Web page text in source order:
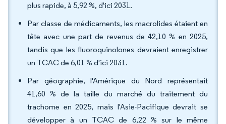
plus rapide, à 5,92 %, d'ici 2031.
Par classe de médicaments, les macrolides étaient en
tête avec une part de revenus de 42,10 % en 2025,
tandis que les fluoroquinolones devraient enregistrer
un TCAC de 6,01 % d'ici 2031.
Par géographie, l'Amérique du Nord représentait
41,60 % de la taille du marché du traitement du
trachome en 2025, mais l'Asie-Pacifique devrait se
développer à un TCAC de 6,22 % sur le même